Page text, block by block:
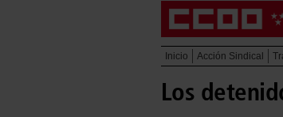
Inicio Acción Sindical
Los